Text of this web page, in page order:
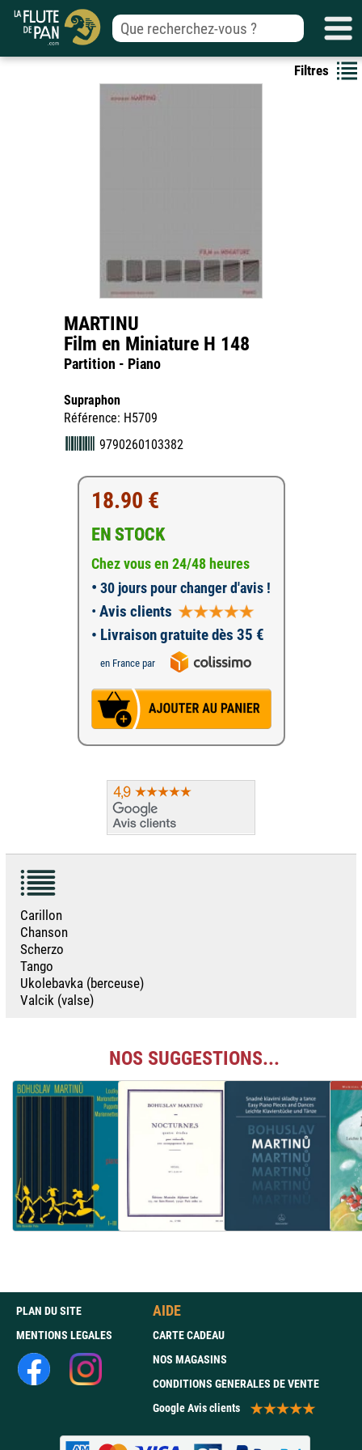
Filtres
MARTINU
Film en Miniature H 148
Partition - Piano
Supraphon
Référence: H5709
9790260103382
18.90 €
EN STOCK
Chez vous en 24/48 heures
• 30 jours pour changer d'avis !
• Avis clients
• Livraison gratuite dès 35 €
en France par
Carillon
Chanson
Scherzo
Tango
Ukolebavka (berceuse)
Valcik (valse)
NOS SUGGESTIONS...
PLAN DU SITE
MENTIONS LEGALES
AIDE
CARTE CADEAU
NOS MAGASINS
CONDITIONS GENERALES DE VENTE
Google Avis clients